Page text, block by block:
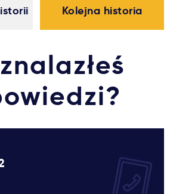
Kolejna historia